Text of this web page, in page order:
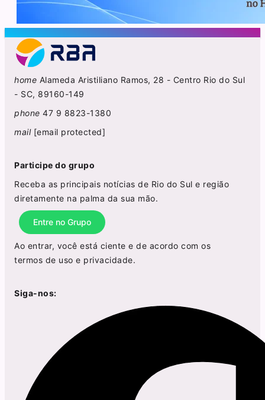
home Alameda Aristiliano Ramos, 28 - Centro Rio do Sul
- SC, 89160-149
phone 47 9 8823-1380
mail [email protected]
Participe do grupo
Receba as principais notícias de Rio do Sul e região
diretamente na palma da sua mão.
Entre no Grupo
Ao entrar, você está ciente e de acordo com os
termos de uso e privacidade.
Siga-nos: